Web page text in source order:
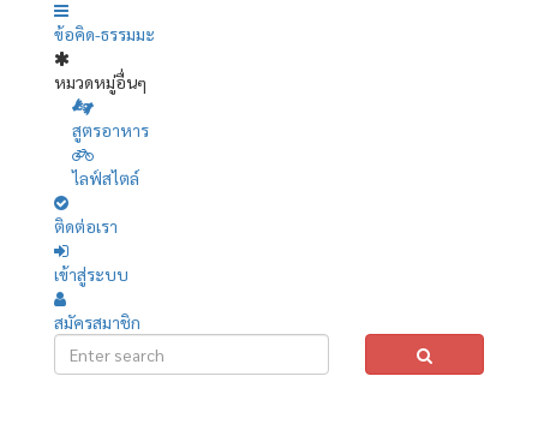
ข้อคิด-ธรรมมะ
หมวดหมู่อื่นๆ
สูตรอาหาร
ไลฟ์สไตล์
ติดต่อเรา
เข้าสู่ระบบ
สมัครสมาชิก